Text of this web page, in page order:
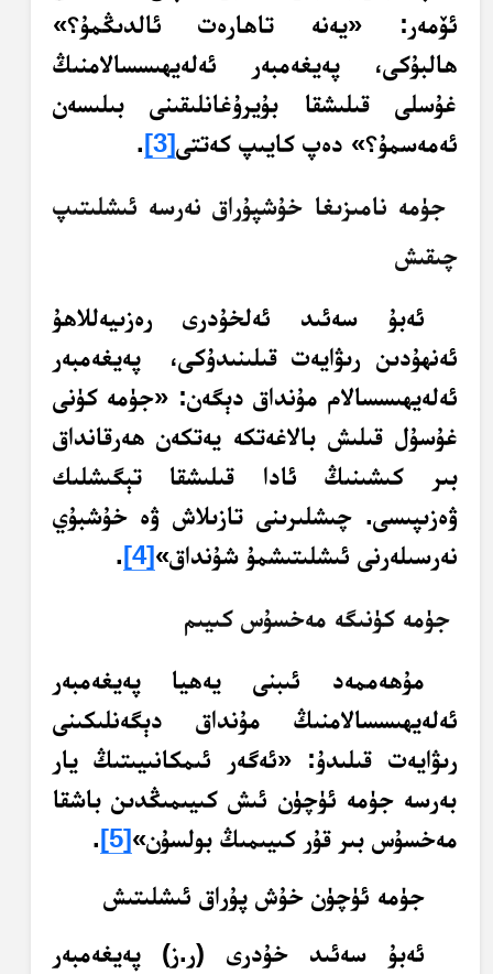
ئۆمەر: «يەنە تاھارەت ئالدىڭمۇ؟»
ھالبۇكى، پەيغەمبەر ئەلەيھىسسالامنىڭ
غۇسلى قىلىشقا بۇيرۇغانلىقىنى بىلىسەن
ئەمەسمۇ؟» دەپ كايىپ كەتتى[3]
.
جۈمە نامىزىغا خۇشپۇراق نەرسە ئىشلىتىپ
چىقىش
ئەبۇ سەئىد ئەلخۇدرى رەزىيەللاھۇ
ئەنھۇدىن رىۋايەت قىلىنىدۇكى، پەيغەمبەر
ئەلەيھىسسالام مۇنداق دېگەن: «جۈمە كۈنى
غۇسۇل قىلىش بالاغەتكە يەتكەن ھەرقانداق
بىر كىشىنىڭ ئادا قىلىشقا تېگىشلىك
ۋەزىپىسى. چىشلىرىنى تازىلاش ۋە خۇشبۇي
نەرسىلەرنى ئىشلىتىشمۇ شۇنداق»[4]
.
جۈمە كۈنىگە مەخسۇس كىيىم
مۇھەممەد ئىبنى يەھيا پەيغەمبەر
ئەلەيھىسسالامنىڭ مۇنداق دېگەنلىكىنى
رىۋايەت قىلىدۇ: «ئەگەر ئىمكانىيىتىڭ يار
بەرسە جۈمە ئۈچۈن ئىش كىيىمىڭدىن باشقا
مەخسۇس بىر قۇر كىيىمىڭ بولسۇن»[5]
.
جۈمە ئۈچۈن خۇش پۇراق ئىشلىتىش
ئەبۇ سەئىد خۇدرى (ر.ز) پەيغەمبەر